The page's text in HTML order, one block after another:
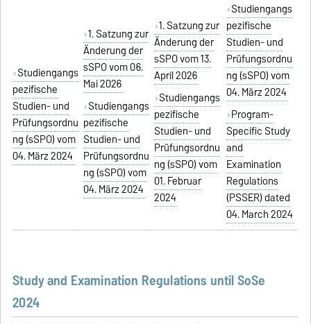
Studiengangs
pezifische
Studien- und
Prüfungsordnu
ng (sSPO) vom
04. März 2024
1. Satzung zur
Änderung der
sSPO vom 06.
Mai 2026
Studiengangs
pezifische
Studien- und
Prüfungsordnu
ng (sSPO) vom
04. März 2024
1. Satzung zur
Änderung der
sSPO vom 13.
April 2026
Studiengangs
pezifische
Studien- und
Prüfungsordnu
ng (sSPO) vom
01. Februar
2024
Studiengangs
pezifische
Studien- und
Prüfungsordnu
ng (sSPO) vom
04. März 2024
Program-
Specific Study
and
Examination
Regulations
(PSSER) dated
04. March 2024
Study and Examination Regulations until SoSe
2024